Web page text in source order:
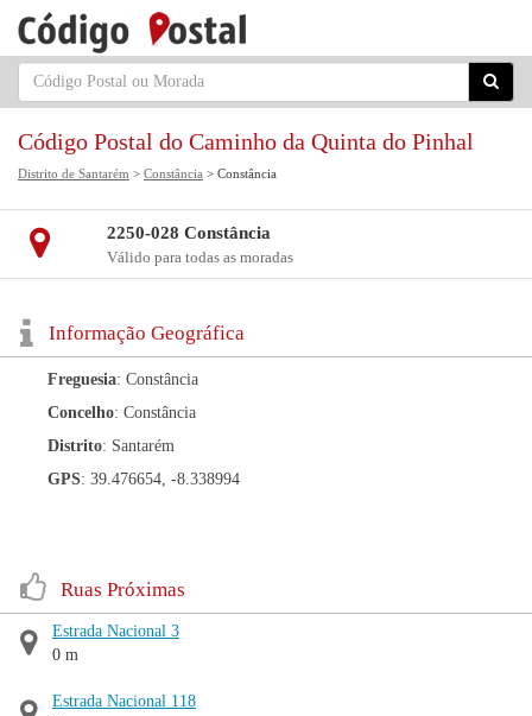
Código Postal do Caminho da Quinta do Pinhal
Distrito de Santarém > Constância > Constância
2250-028 Constância
Válido para todas as moradas
Informação Geográfica
Freguesia: Constância
Concelho: Constância
Distrito: Santarém
GPS: 39.476654, -8.338994
Ruas Próximas
Estrada Nacional 3
0 m
Estrada Nacional 118